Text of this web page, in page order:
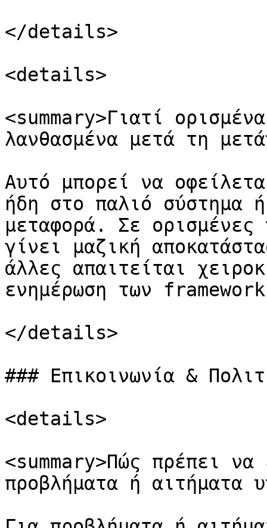
</details>
<details>
<summary>Γιατί
λανθασμένα μετά τη
Αυτό μπορεί να
ήδη στο παλιό σύστημα
μεταφορά. Σε
γίνει μαζική
άλλες απαιτείται
ενημέρωση των
</details>
### Επικοινωνία &
<details>
<summary>Πώς πρέπει
προβλήματα ή αιτήματα